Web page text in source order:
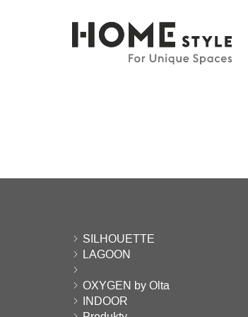
SILHOUETTE
LAGOON
OXYGEN by Olta
INDOOR